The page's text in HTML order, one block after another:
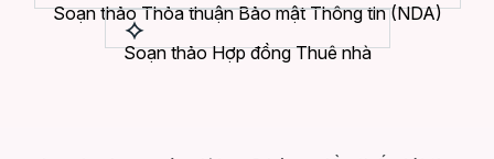
Soạn thảo Thỏa thuận Bảo mật Thông tin (NDA)
Soạn thảo Hợp đồng Thuê nhà